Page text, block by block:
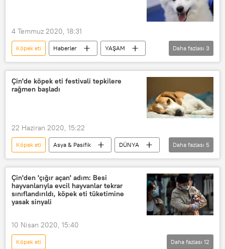
4 Temmuz 2020, 18:31
Köpek eti Haberler
YAŞAM
Hindistan
Satış Yasak
Daha fazlası 3
Çin'de köpek eti festivali tepkilere
rağmen başladı
22 Haziran 2020, 15:22
Köpek eti Asya & Pasifik
DÜNYA
Haberler
Çin
Koronavirüs
Köpek
Köpek Yılı
Daha fazlası 5
Çin'den 'çığır açan' adım: Besi
hayvanlarıyla evcil hayvanlar tekrar
sınıflandırıldı, köpek eti tüketimine
yasak sinyali
10 Nisan 2020, 15:40
Köpek eti
Daha fazlası 12